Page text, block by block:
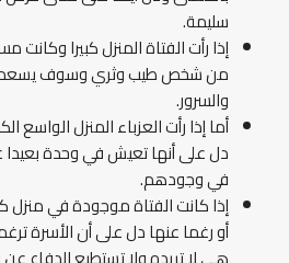
سليمة.
إذا رأت الفتاة المنزل كبيرا وكانت
من شخص طيب وثري وسوف
والسرور.
أما إذا رأت العزباء المنزل الواسع
دل على أنها تعيش في وحدة بعيدا
في وجودهم.
إذا كانت الفتاة موجودة في منزل
أو رغما عنها دل على أن الأسرة